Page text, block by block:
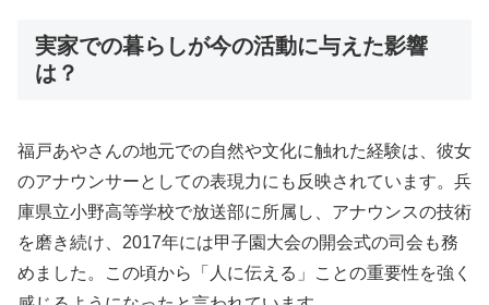
実家での暮らしが今の活動に与えた影響
は？
福戸あやさんの地元での自然や文化に触れた経験は、彼女
のアナウンサーとしての表現力にも反映されています。兵
庫県立小野高等学校で放送部に所属し、アナウンスの技術
を磨き続け、2017年には甲子園大会の開会式の司会も務
めました。この頃から「人に伝える」ことの重要性を強く